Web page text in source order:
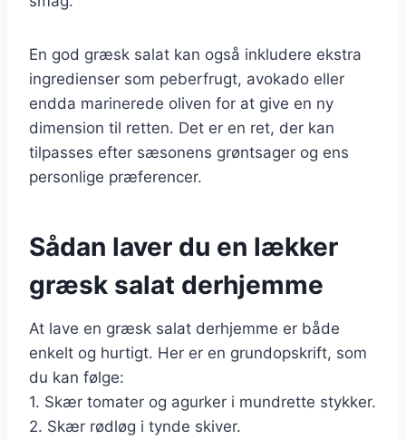
En god græsk salat kan også inkludere ekstra
ingredienser som peberfrugt, avokado eller
endda marinerede oliven for at give en ny
dimension til retten. Det er en ret, der kan
tilpasses efter sæsonens grøntsager og ens
personlige præferencer.
Sådan laver du en lækker
græsk salat derhjemme
At lave en græsk salat derhjemme er både
enkelt og hurtigt. Her er en grundopskrift, som
du kan følge:
1. Skær tomater og agurker i mundrette stykker.
2. Skær rødløg i tynde skiver.